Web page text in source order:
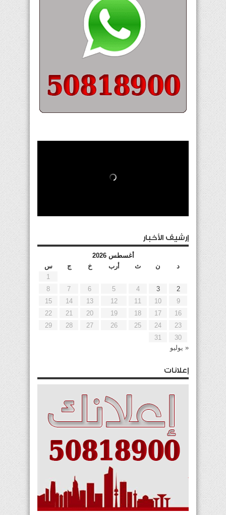
إرشيف الأخبار
أغسطس 2026
د
ن ث أرب خ ج
س
1
2
3
4
5
6
7
8
9
10
11
12
13
14
15
16
17
18
19
20
21
22
23
24
25
26
27
28
29
30
31
« يوليو
إعلانات